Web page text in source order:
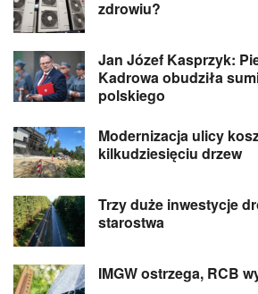
zdrowiu?
Jan Józef Kasprzyk:
Kadrowa obudziła
polskiego
Modernizacja ulicy
kilkudziesięciu drzew
Trzy duże inwestycje
starostwa
IMGW ostrzega, RCB